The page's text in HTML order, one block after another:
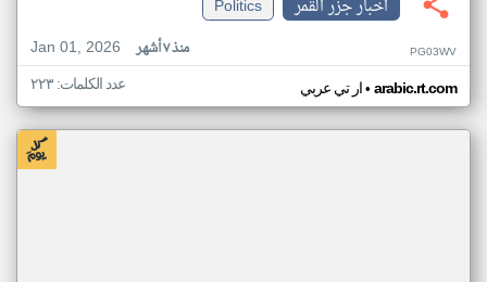
اخبار جزر القمر
Politics
Jan 01, 2026
منذ ٧ أشهر PG03WV
ار تي عربي• arabic.rt.com عدد الكلمات: ٢٢٣